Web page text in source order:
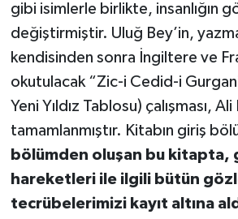
gibi isimlerle birlikte, insanlığın
değiştirmiştir. Uluğ Bey’in,
kendisinden sonra İngiltere ve
okutulacak “Zic-i Cedid-i
Yeni Yıldız Tablosu) çalışması,
tamamlanmıştır. Kitabın giriş
bölümden oluşan bu kitapta,
hareketleri ile ilgili bütün
tecrübelerimizi kayıt altına